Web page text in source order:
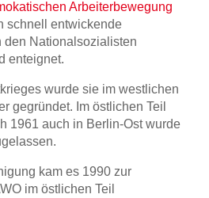
Arbeiterbewegung
schnell entwickende
den Nationalsozialisten
enteignet.
wurde sie im westlichen
gegründet. Im östlichen Teil
1961 auch in Berlin-Ost wurde
kam es 1990 zur
im östlichen Teil